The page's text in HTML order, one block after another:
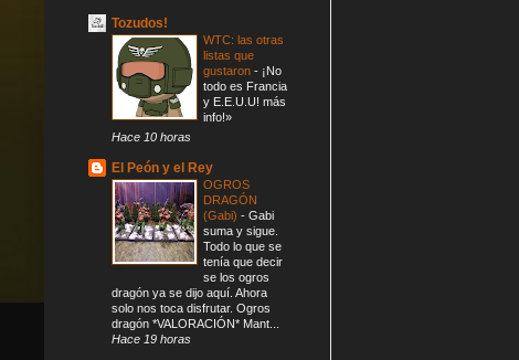
Tozudos!
WTC: las otras
listas que
gustaron - ¡No
todo es Francia
y E.E.U.U! más
info!»
Hace 10 horas
El Peón y el Rey
OGROS
DRAGÓN
(Gabi) - Gabi
suma y sigue.
Todo lo que se
tenía que decir
se los ogros
dragón ya se dijo aquí. Ahora
solo nos toca disfrutar. Ogros
dragón *VALORACIÓN* Mant...
Hace 19 horas